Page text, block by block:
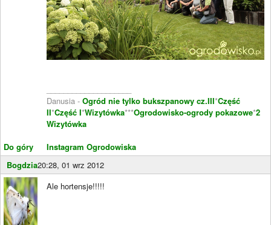
Do góry
Danusia - Ogród nie tylko bukszpanowy cz.III*Część
II*Część I*Wizytówka***Ogrodowisko-ogrody pokazowe*2
Wizytówka
Instagram Ogrodowiska
Bogdzia20:28, 01 wrz 2012
Ale hortensje!!!!!